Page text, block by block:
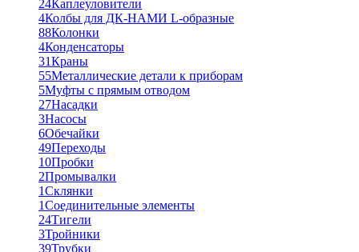
24Каплеуловители
4Колбы для ДК-НАМИ L-образные
88Колонки
4Конденсаторы
31Краны
55Металлические детали к приборам
5Муфты с прямым отводом
27Насадки
3Насосы
6Обечайки
49Переходы
10Пробки
2Промывалки
1Склянки
1Соединительные элементы
24Тигели
3Тройники
39Трубки